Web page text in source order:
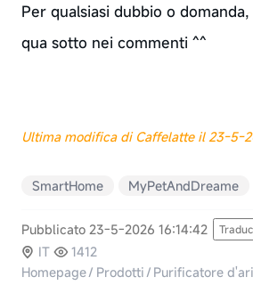
Per qualsiasi dubbio o
qua sotto nei commenti ^^
Ultima modifica di Caffelatte il 23-5-
SmartHome MyPetAndDreame
Pubblicato 23-5-2026 16:14:42
IT
1412
Homepage/ Prodotti / Purificatore